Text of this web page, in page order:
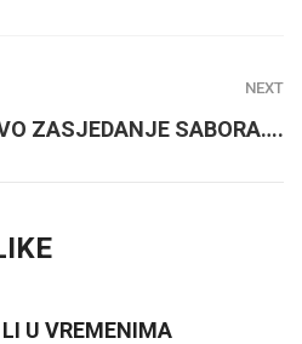
NEXT
ZASJEDANJE SABORA….
U VREMENIMA